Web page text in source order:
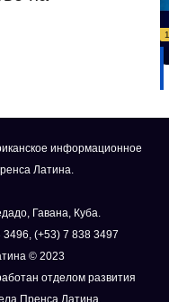
информационное
Латина.
Гавана, Куба.
(+53) 7 838 3497
© 2023
отделом развития
Пренса Латина.